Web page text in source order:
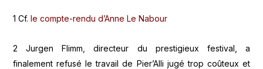
1 Cf. le compte-rendu d’Anne Le Nabour
2 Jurgen Flimm, directeur du prestigieux festival, a
finalement refusé le travail de Pier’Alli jugé trop coûteux et